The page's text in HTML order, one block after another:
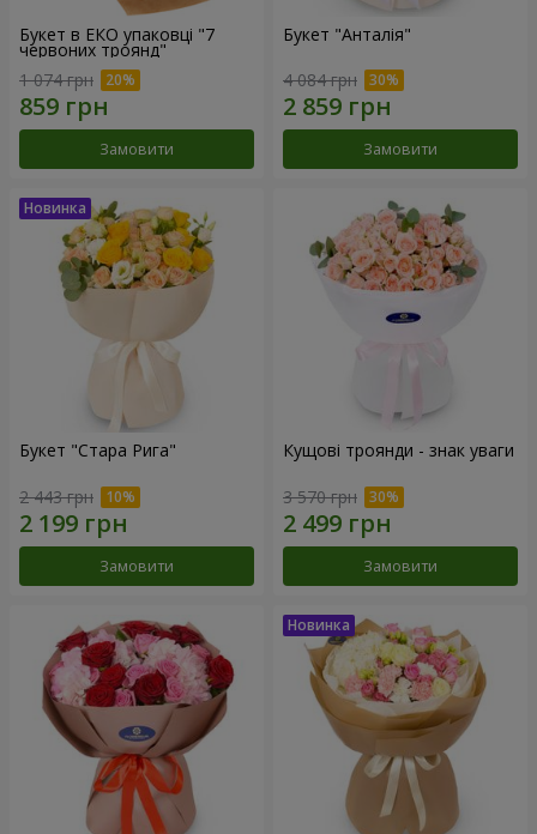
Букет в ЕКО упаковці "7
червоних троянд"
1 074 грн
Замовити
Букет "Анталія"
4 084 грн
Замовити
Букет "Стара Рига"
2 443 грн
Замовити
Кущові троянди - знак уваги
3 570 грн
Замовити